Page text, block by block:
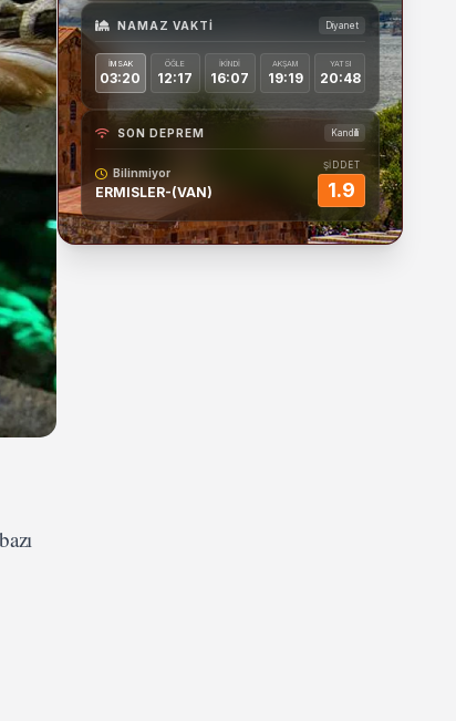
NAMAZ VAKTI Diyanet
İMSAK
03:20
ÖĞLE
12:17
İKINDI
16:07
AKŞAM
19:19
YATSI
20:48
SON DEPREM Kandilli
Bilinmiyor
ERMISLER-(VAN)
ŞİDDET
1.9